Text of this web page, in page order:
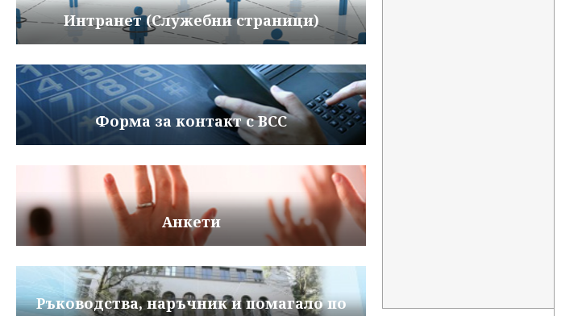
Интранет (Служебни страници)
Форма за контакт с ВСС
Анкети
Ръководства, наръчник и помагало по